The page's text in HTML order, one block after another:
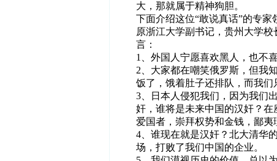
大，那就属于精神狗胆。
下面介绍这位“敢说真话”的专家
原浙江大学副书记，贵州大学
言：
1、外国人宁愿喜欢黑人，也不
2、大家都在嘲笑俄罗斯，但我
饭了，饿着肚子还排队，而我们
3、日本人侵犯我们，因为我们
奸，谁将是未来中国的汉奸？
爱国者，崇拜权势和金钱，鄙夷
4、谁现在就是汉奸？北大清华
场，打败了我们中国的企业。